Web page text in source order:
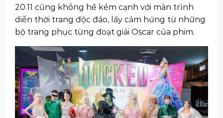
20.11 cũng không hề kém cạnh với màn trình
diễn thời trang độc đáo, lấy cảm hứng từ những
bộ trang phục từng đoạt giải Oscar của phim.